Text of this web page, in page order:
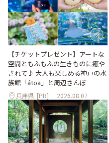
【チケットプレゼント】アートな
空間ともふもふの生きものに癒や
されて♪ 大人も楽しめる神戸の水
族館「átoa」と周辺さんぽ
兵庫県 [PR] 2026.08.07